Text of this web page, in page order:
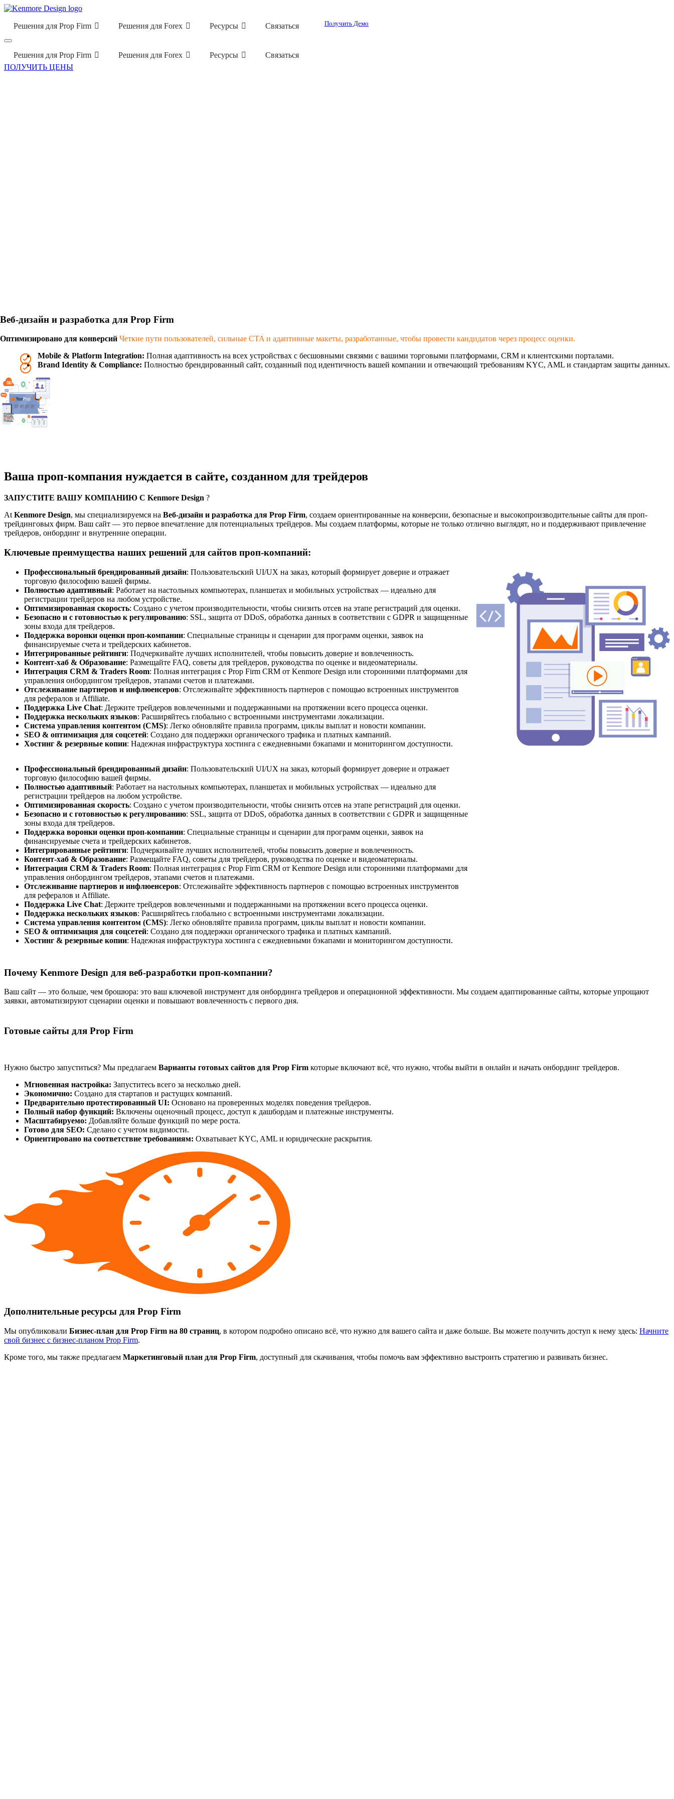
Решения для Prop Firm Решения для Forex Ресурсы Связаться Получить Демо
Решения для Prop Firm Решения для Forex Ресурсы
Связаться
ПОЛУЧИТЬ ЦЕНЫ
Веб-дизайн и разработка для Prop Firm
Оптимизировано для конверсий Четкие пути пользователей, сильные CTA и адаптивные макеты, разработанные, чтобы провести кандидатов через процесс оценки.
Mobile & Platform Integration: Полная адаптивность на всех устройствах с бесшовными связями с вашими торговыми платформами, CRM и клиентскими порталами.
Brand Identity & Compliance: Полностью брендированный сайт, созданный под идентичность вашей компании и отвечающий требованиям KYC, AML и стандартам защиты данных.
Ваша проп-компания нуждается в сайте, созданном для трейдеров
ЗАПУСТИТЕ ВАШУ КОМПАНИЮ С Kenmore Design ?
At Kenmore Design, мы специализируемся на Веб-дизайн и разработка для Prop Firm, создаем ориентированные на конверсии, безопасные и высокопроизводительные сайты для проп-
трейдинговых фирм. Ваш сайт — это первое впечатление для потенциальных трейдеров. Мы создаем платформы, которые не только отлично выглядят, но и поддерживают привлечение
трейдеров, онбординг и внутренние операции.
Ключевые преимущества наших решений для сайтов проп-компаний:
Профессиональный брендированный дизайн: Пользовательский UI/UX на заказ, который формирует доверие и отражает
торговую философию вашей фирмы.
Полностью адаптивный: Работает на настольных компьютерах, планшетах и мобильных устройствах — идеально для
регистрации трейдеров на любом устройстве.
Оптимизированная скорость: Создано с учетом производительности, чтобы снизить отсев на этапе регистраций для оценки.
Безопасно и с готовностью к регулированию: SSL, защита от DDoS, обработка данных в соответствии с GDPR и защищенные
зоны входа для трейдеров.
Поддержка воронки оценки проп-компании: Специальные страницы и сценарии для программ оценки, заявок на
финансируемые счета и трейдерских кабинетов.
Интегрированные рейтинги: Подчеркивайте лучших исполнителей, чтобы повысить доверие и вовлеченность.
Контент-хаб & Образование: Размещайте FAQ, советы для трейдеров, руководства по оценке и видеоматериалы.
Интеграция CRM & Traders Room: Полная интеграция с Prop Firm CRM от Kenmore Design или сторонними платформами для
управления онбордингом трейдеров, этапами счетов и платежами.
Отслеживание партнеров и инфлюенсеров: Отслеживайте эффективность партнеров с помощью встроенных инструментов
для рефералов и Affiliate.
Поддержка Live Chat: Держите трейдеров вовлеченными и поддержанными на протяжении всего процесса оценки.
Поддержка нескольких языков: Расширяйтесь глобально с встроенными инструментами локализации.
Система управления контентом (CMS): Легко обновляйте правила программ, циклы выплат и новости компании.
SEO & оптимизация для соцсетей: Создано для поддержки органического трафика и платных кампаний.
Хостинг & резервные копии: Надежная инфраструктура хостинга с ежедневными бэкапами и мониторингом доступности.
Профессиональный брендированный дизайн: Пользовательский UI/UX на заказ, который формирует доверие и отражает
торговую философию вашей фирмы.
Полностью адаптивный: Работает на настольных компьютерах, планшетах и мобильных устройствах — идеально для
регистрации трейдеров на любом устройстве.
Оптимизированная скорость: Создано с учетом производительности, чтобы снизить отсев на этапе регистраций для оценки.
Безопасно и с готовностью к регулированию: SSL, защита от DDoS, обработка данных в соответствии с GDPR и защищенные
зоны входа для трейдеров.
Поддержка воронки оценки проп-компании: Специальные страницы и сценарии для программ оценки, заявок на
финансируемые счета и трейдерских кабинетов.
Интегрированные рейтинги: Подчеркивайте лучших исполнителей, чтобы повысить доверие и вовлеченность.
Контент-хаб & Образование: Размещайте FAQ, советы для трейдеров, руководства по оценке и видеоматериалы.
Интеграция CRM & Traders Room: Полная интеграция с Prop Firm CRM от Kenmore Design или сторонними платформами для
управления онбордингом трейдеров, этапами счетов и платежами.
Отслеживание партнеров и инфлюенсеров: Отслеживайте эффективность партнеров с помощью встроенных инструментов
для рефералов и Affiliate.
Поддержка Live Chat: Держите трейдеров вовлеченными и поддержанными на протяжении всего процесса оценки.
Поддержка нескольких языков: Расширяйтесь глобально с встроенными инструментами локализации.
Система управления контентом (CMS): Легко обновляйте правила программ, циклы выплат и новости компании.
SEO & оптимизация для соцсетей: Создано для поддержки органического трафика и платных кампаний.
Хостинг & резервные копии: Надежная инфраструктура хостинга с ежедневными бэкапами и мониторингом доступности.
Почему Kenmore Design для веб-разработки проп-компании?
Ваш сайт — это больше, чем брошюра: это ваш ключевой инструмент для онбординга трейдеров и операционной эффективности. Мы создаем адаптированные сайты, которые упрощают
заявки, автоматизируют сценарии оценки и повышают вовлеченность с первого дня.
Готовые сайты для Prop Firm
Нужно быстро запуститься? Мы предлагаем Варианты готовых сайтов для Prop Firm которые включают всё, что нужно, чтобы выйти в онлайн и начать онбординг трейдеров.
Мгновенная настройка: Запуститесь всего за несколько дней.
Экономично: Создано для стартапов и растущих компаний.
Предварительно протестированный UI: Основано на проверенных моделях поведения трейдеров.
Полный набор функций: Включены оценочный процесс, доступ к дашбордам и платежные инструменты.
Масштабируемо: Добавляйте больше функций по мере роста.
Готово для SEO: Сделано с учетом видимости.
Ориентировано на соответствие требованиям: Охватывает KYC, AML и юридические раскрытия.
Дополнительные ресурсы для Prop Firm
Мы опубликовали Бизнес-план для Prop Firm на 80 страниц, в котором подробно описано всё, что нужно для вашего сайта и даже больше. Вы можете получить доступ к нему здесь: Начните
свой бизнес с бизнес-планом Prop Firm.
Кроме того, мы также предлагаем Маркетинговый план для Prop Firm, доступный для скачивания, чтобы помочь вам эффективно выстроить стратегию и развивать бизнес.